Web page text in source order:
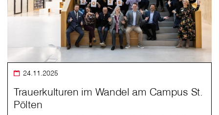
24.11.2025
Trauerkulturen im Wandel am Campus St.
Pölten